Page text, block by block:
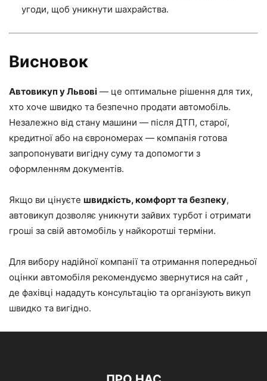
угоди, щоб уникнути шахрайства.
Висновок
Автовикуп у Львові — це оптимальне рішення для тих,
хто хоче швидко та безпечно продати автомобіль.
Незалежно від стану машини — після ДТП, старої,
кредитної або на єврономерах — компанія готова
запропонувати вигідну суму та допомогти з
оформленням документів.
Якщо ви цінуєте швидкість, комфорт та безпеку,
автовикуп дозволяє уникнути зайвих турбот і отримати
гроші за свій автомобіль у найкоротші терміни.
Для вибору надійної компанії та отримання попередньої
оцінки автомобіля рекомендуємо звернутися на сайт ,
де фахівці нададуть консультацію та організують викуп
швидко та вигідно.